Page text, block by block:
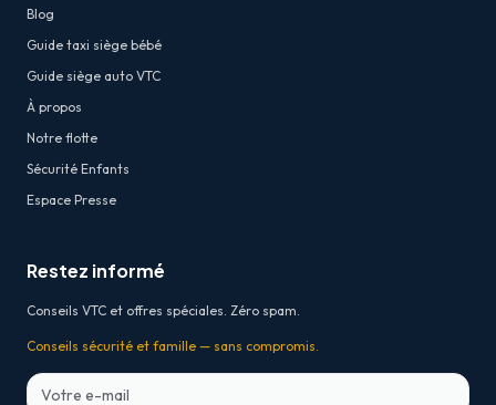
Blog
Guide taxi siège bébé
Guide siège auto VTC
À propos
Notre flotte
Sécurité Enfants
Espace Presse
Restez informé
Conseils VTC et offres spéciales. Zéro spam.
Conseils sécurité et famille — sans compromis.